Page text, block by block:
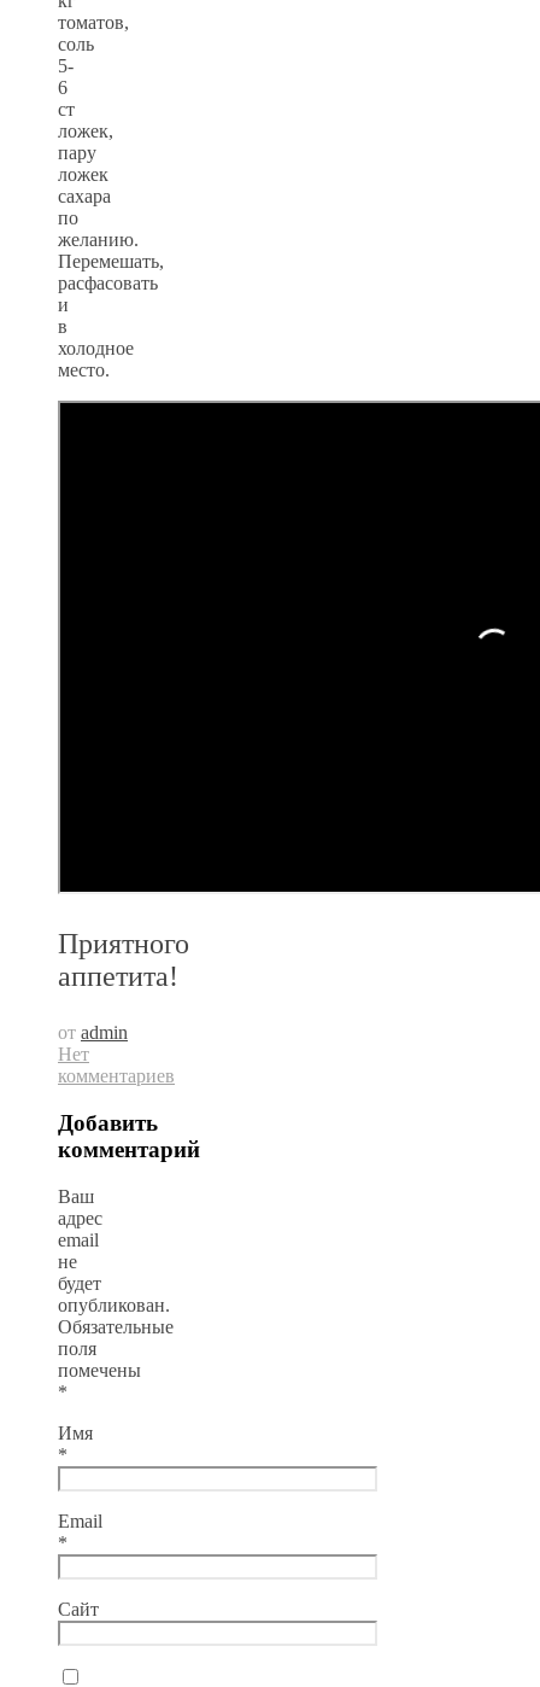
томатов,
соль
5-
6
ст
ложек,
пару
ложек
сахара
по
желанию.
Перемешать,
расфасовать
и
в
холодное
место.
Приятного
аппетита!
от admin
Нет
комментариев
Добавить
комментарий
Ваш
адрес
email
не
будет
опубликован.
Обязательные
поля
помечены
*
Имя
*
Email
*
Сайт